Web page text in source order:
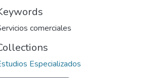
comerciales
Especializados